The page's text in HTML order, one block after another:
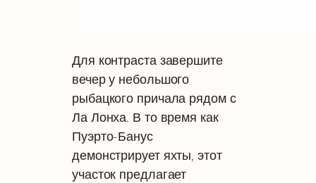
Для контраста завершите
вечер у небольшого
рыбацкого причала рядом с
Ла Лонха. В то время как
Пуэрто-Банус
демонстрирует яхты, этот
участок предлагает